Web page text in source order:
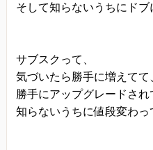
そして知らないうちにドブ
サブスクって、
気づいたら勝手に増えてて
勝手にアップグレードされ
知らないうちに値段変わっ